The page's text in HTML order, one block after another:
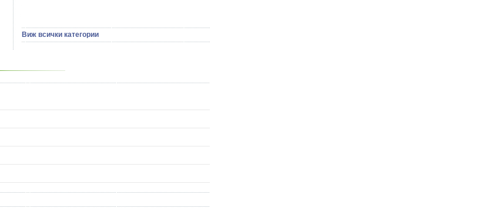
Бял имел - Viscum album L.
Бял оман - Inula Helenium L.
Бяла върба - Salix Аlba
Вратига - Tanacetrum Vulgare
сексуални проблеми
на половите органи
Виж всички категории